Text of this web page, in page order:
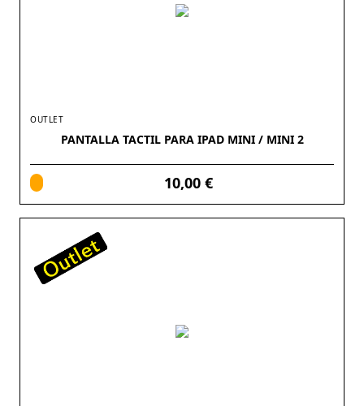
OUTLET
PANTALLA TACTIL PARA IPAD MINI / MINI 2
10,00 €